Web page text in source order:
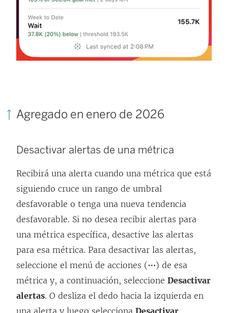
Agregado en enero de 2026
Desactivar alertas de una métrica
Recibirá una alerta cuando una métrica que está
siguiendo cruce un rango de umbral
desfavorable o tenga una nueva tendencia
desfavorable. Si no desea recibir alertas para
una métrica específica, desactive las alertas
para esa métrica. Para desactivar las alertas,
seleccione el menú de acciones (⋯) de esa
métrica y, a continuación, seleccione Desactivar
alertas. O desliza el dedo hacia la izquierda en